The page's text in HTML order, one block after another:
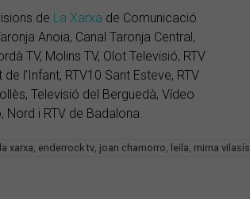
de La Xarxa de Comunicació
Anoia, Canal Taronja Central,
TV, Molins TV, Olot Televisió, RTV
l'Infant, RTV10 Sant Esteve, RTV
Televisió del Berguedà, Vídeo
Nord i RTV de Badalona.
la xarxa enderrock tv joan chamorro leila mirna vilasís